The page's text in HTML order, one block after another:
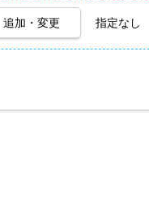
追加・変更 指定なし